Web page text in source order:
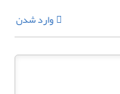
وارد شدن